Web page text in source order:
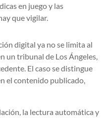
en juego y las
que vigilar.
digital ya no se limita al
un tribunal de Los Ángeles,
El caso se distingue
el contenido publicado,
la lectura automática y